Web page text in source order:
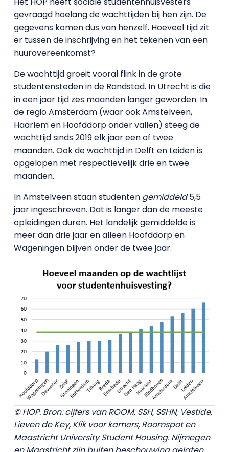
gevraagd hoelang de wachttijden bij hen zijn. De
gegevens komen dus van henzelf. Hoeveel tijd zit
er tussen de inschrijving en het tekenen van een
huurovereenkomst?
De wachttijd groeit vooral flink in de grote
studentensteden in de Randstad. In Utrecht is die
in een jaar tijd zes maanden langer geworden. In
de regio Amsterdam (waar ook Amstelveen,
Haarlem en Hoofddorp onder vallen) steeg de
wachttijd sinds 2019 elk jaar een of twee
maanden. Ook de wachttijd in Delft en Leiden is
opgelopen met respectievelijk drie en twee
maanden.
In Amstelveen staan studenten gemiddeld5,5
jaar ingeschreven. Dat is langer dan de meeste
opleidingen duren. Het landelijk gemiddelde is
meer dan drie jaar en alleen Hoofddorp en
Wageningen blijven onder de twee jaar.
© HOP. Bron: cijfers van ROOM, SSH, SSHN, Vestide,
Lieven de Key, Klik voor kamers, Roomspot en
Maastricht University Student Housing. Nijmegen